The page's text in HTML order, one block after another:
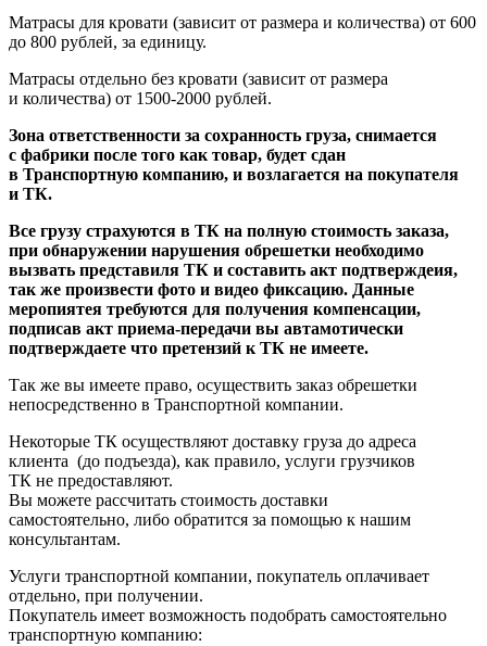
Матрасы для кровати (зависит от размера и количества) от 600
до 800 рублей, за единицу.
Матрасы отдельно без кровати (зависит от размера
и количества) от 1500-2000 рублей.
Зона ответственности за сохранность груза, снимается
с фабрики после того как товар, будет сдан
в Транспортную компанию, и возлагается на покупателя
и ТК.
Все грузу страхуются в ТК на полную стоимость заказа,
при обнаружении нарушения обрешетки необходимо
вызвать представиля ТК и составить акт подтверждеия,
так же произвести фото и видео фиксацию. Данные
меропиятея требуются для получения компенсации,
подписав акт приема-передачи вы автамотически
подтверждаете что претензий к ТК не имеете.
Так же вы имеете право, осуществить заказ обрешетки
непосредственно в Транспортной компании.
Некоторые ТК осуществляют доставку груза до адреса
клиента (до подъезда), как правило, услуги грузчиков
ТК не предоставляют.
Вы можете рассчитать стоимость доставки
самостоятельно, либо обратится за помощью к нашим
консультантам.
Услуги транспортной компании, покупатель оплачивает
отдельно, при получении.
Покупатель имеет возможность подобрать самостоятельно
транспортную компанию: